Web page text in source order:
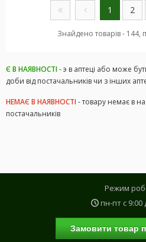
1 2
Знайдено товарів - 144,
Є В НАЯВНОСТІ- э в аптеці або може
доби від постачальників чи з інших
НЕМАЄ В НАЯВНОСТІ- товару немає в
постачальників
Режим
пн-пт с 9:00
Замовити товар